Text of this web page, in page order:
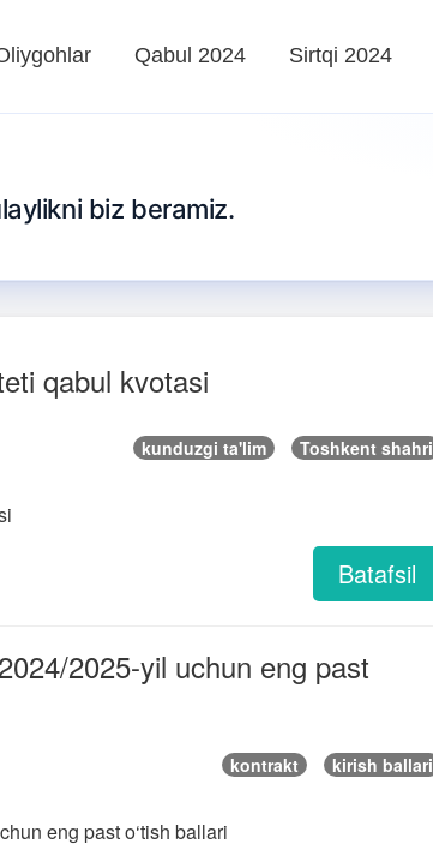
Qabul 2024 Sirtqi 2024
biz beramiz.
qabul kvotasi
kunduzgi ta'lim Toshkent shahri
Batafsil
2025-yil uchun eng past
kontrakt kirish ballari
eng past o‘tish ballari